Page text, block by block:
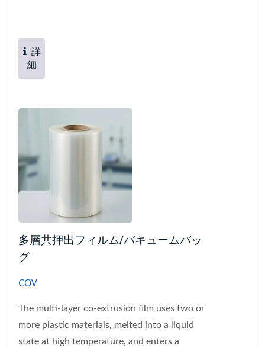
詳
細
多層共押出フィルム/バキュームバッ
グ
COV
The multi-layer co-extrusion film uses two or
more plastic materials, melted into a liquid
state at high temperature, and enters a